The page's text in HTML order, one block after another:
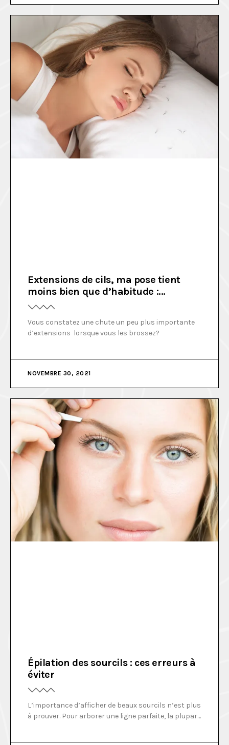
Extensions de cils, ma pose tient
moins bien que d’habitude :
pourquoi ?
NOVEMBRE 30, 2021
Vous constatez une chute un peu plus importante
d’extensions lorsque vous les brossez?
Épilation des sourcils : ces erreurs à
éviter
L’importance d’afficher de beaux sourcils n’est plus
à prouver. Pour arborer une ligne parfaite, la plupart